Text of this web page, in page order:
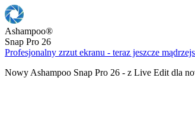
Ashampoo®
Snap Pro 26
Profesjonalny zrzut ekranu - teraz jeszcze
Nowy Ashampoo Snap Pro 26 - z Live Edit dla